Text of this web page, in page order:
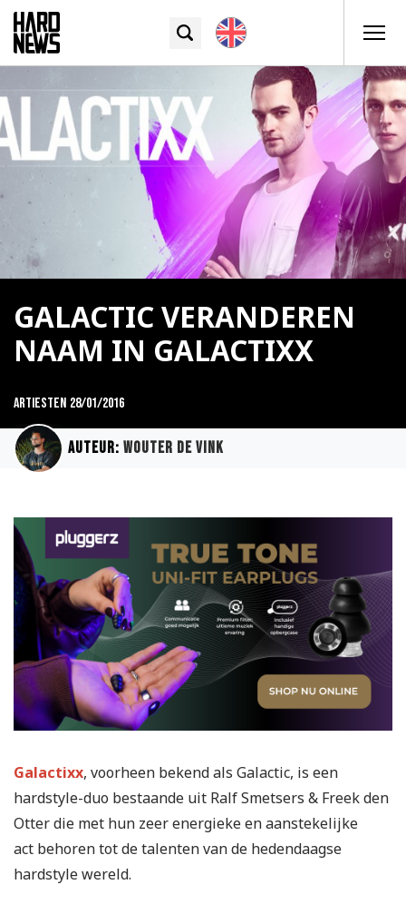
GALACTIC VERANDEREN
NAAM IN GALACTIXX
Artiesten 28/01/2016
Auteur: Wouter de Vink
Galactixx, voorheen bekend als Galactic, is een
hardstyle-duo bestaande uit Ralf Smetsers & Freek den
Otter die met hun zeer energieke en aanstekelijke
act behoren tot de talenten van de hedendaagse
hardstyle wereld.